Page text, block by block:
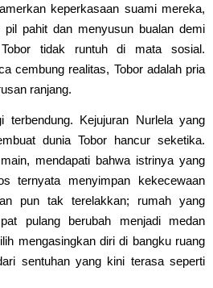
keperkasaan suami mereka,
pil pahit dan menyusun bualan demi
tidak runtuh di mata sosial.
cembung realitas, Tobor adalah pria
ranjang.
terbendung. Kejujuran Nurlela yang
dunia Tobor hancur seketika.
mendapati bahwa istrinya yang
ternyata menyimpan kekecewaan
pun tak terelakkan; rumah yang
pulang berubah menjadi medan
mengasingkan diri di bangku ruang
sentuhan yang kini terasa seperti